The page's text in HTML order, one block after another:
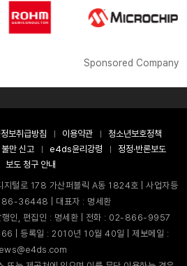
Sponsored Company
보취급방침 이용약관
청소년보호정책
만 신고 e4ds윤리강령
정정·반론보도
보도 청구 안내
지털로 178 가산퍼블릭 A동 1824호 | 사업자등
86-36448 | 대표자 : 명세환
행인, 편집인 : 명세환 | 전화 : 02-866-9957
| 등록일 : 2010년 10월 40일 | 제보메일 :